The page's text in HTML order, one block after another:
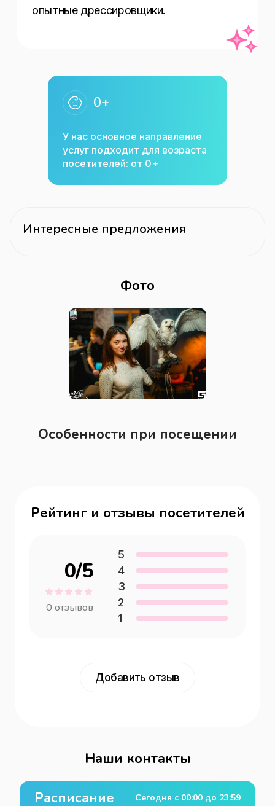
опытные дрессировщики.
0+
У нас основное направление
услуг подходит для возраста
посетителей: от 0+
Интересные предложения
Фото
Особенности при посещении
Рейтинг и отзывы посетителей
0/5
0 отзывов
5
4
3
2
1
Добавить отзыв
Наши контакты
Расписание Сегодня с 00:00 до 23:59